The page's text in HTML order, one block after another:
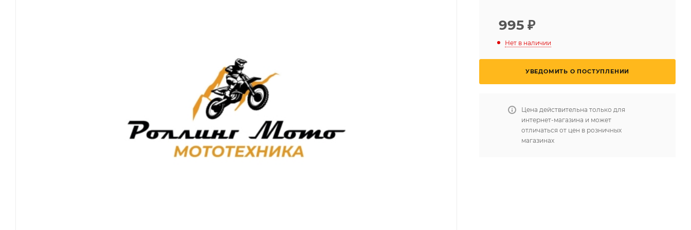
995 ₽
Нет в наличии
УВЕДОМИТЬ О ПОСТУПЛЕНИИ
Цена действительна только для
интернет-магазина и может
отличаться от цен в розничных
магазинах